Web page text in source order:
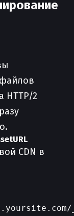
HTTP/2
CDN в